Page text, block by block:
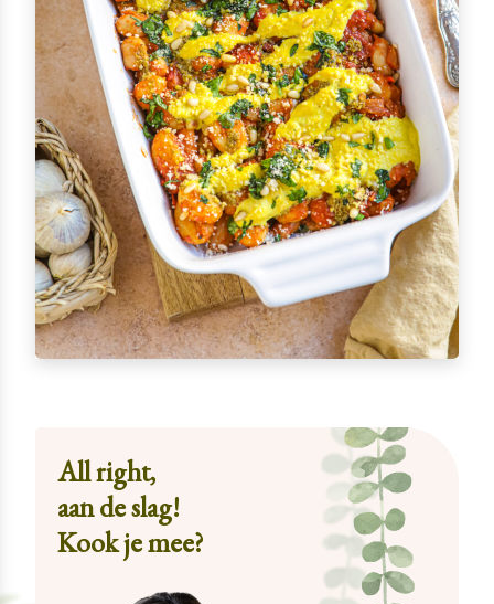
All right,
aan de slag!
Kook je mee?